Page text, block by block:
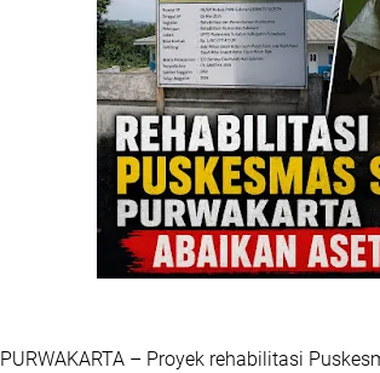
PURWAKARTA – Proyek rehabilitasi